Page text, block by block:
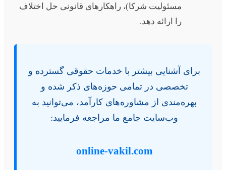
مسئولیت شرکا)، راهکارهای قانونی حل اختلاف
را ارائه دهد.
برای آشنایی بیشتر با خدمات حقوقی گسترده و
تخصصی در تمامی حوزه‌های ذکر شده و
بهره‌مندی از مشاوره‌های کارآمد، می‌توانید به
وب‌سایت جامع ما مراجعه فرمایید:
online-vakil.com